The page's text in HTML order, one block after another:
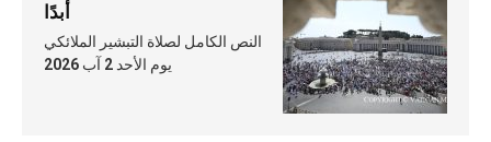
أبدًا
النص الكامل لصلاة التبشير الملائكي
يوم الأحد 2 آب 2026